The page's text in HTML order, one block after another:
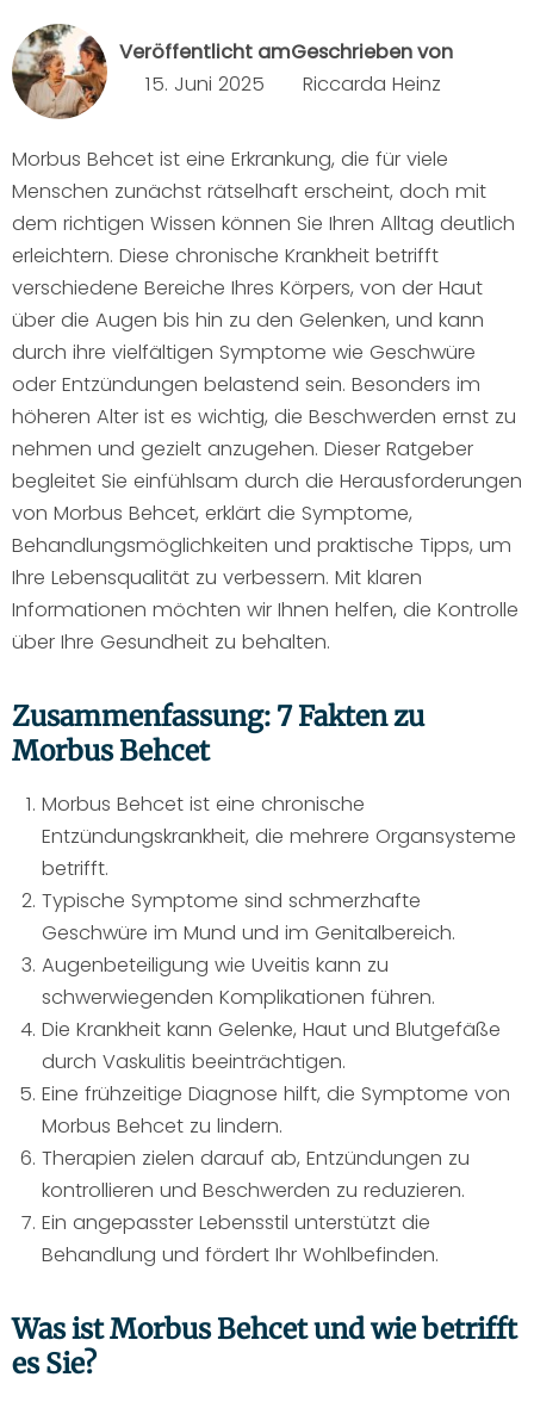
Veröffentlicht am
15. Juni 2025
Geschrieben von
Riccarda Heinz
Morbus Behcet ist eine Erkrankung, die für viele
Menschen zunächst rätselhaft erscheint, doch mit
dem richtigen Wissen können Sie Ihren Alltag deutlich
erleichtern. Diese chronische Krankheit betrifft
verschiedene Bereiche Ihres Körpers, von der Haut
über die Augen bis hin zu den Gelenken, und kann
durch ihre vielfältigen Symptome wie Geschwüre
oder Entzündungen belastend sein. Besonders im
höheren Alter ist es wichtig, die Beschwerden ernst zu
nehmen und gezielt anzugehen. Dieser Ratgeber
begleitet Sie einfühlsam durch die Herausforderungen
von Morbus Behcet, erklärt die Symptome,
Behandlungsmöglichkeiten und praktische Tipps, um
Ihre Lebensqualität zu verbessern. Mit klaren
Informationen möchten wir Ihnen helfen, die Kontrolle
über Ihre Gesundheit zu behalten.
Zusammenfassung: 7 Fakten zu
Morbus Behcet
Morbus Behcet ist eine chronische
Entzündungskrankheit, die mehrere Organsysteme
betrifft.
Typische Symptome sind schmerzhafte
Geschwüre im Mund und im Genitalbereich.
Augenbeteiligung wie Uveitis kann zu
schwerwiegenden Komplikationen führen.
Die Krankheit kann Gelenke, Haut und Blutgefäße
durch Vaskulitis beeinträchtigen.
Eine frühzeitige Diagnose hilft, die Symptome von
Morbus Behcet zu lindern.
Therapien zielen darauf ab, Entzündungen zu
kontrollieren und Beschwerden zu reduzieren.
Ein angepasster Lebensstil unterstützt die
Behandlung und fördert Ihr Wohlbefinden.
Was ist Morbus Behcet und wie betrifft
es Sie?